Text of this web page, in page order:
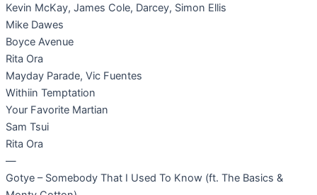
Kevin McKay, James Cole, Darcey, Simon Ellis
Mike Dawes
Boyce Avenue
Rita Ora
Mayday Parade, Vic Fuentes
Withiin Temptation
Your Favorite Martian
Sam Tsui
Rita Ora
—
Gotye – Somebody That I Used To Know (ft. The Basics &